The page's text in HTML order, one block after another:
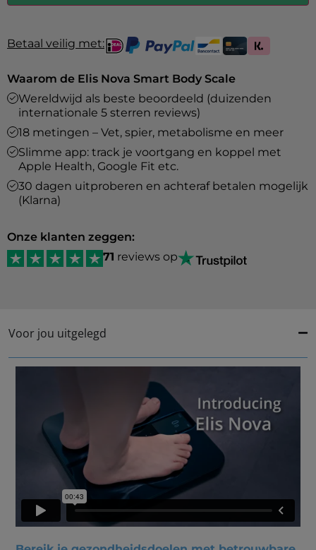
Betaal veilig met:
Waarom de Elis Nova Smart Body Scale
Wereldwijd als beste beoordeeld (duizenden
internationale 5 sterren reviews)
18 metingen – Vet, spier, metabolisme en meer
Slimme app: track je voortgang en koppel met
Apple Health, Google Fit etc.
30 dagen uitproberen en achteraf betalen mogelijk
(Klarna)
Onze klanten zeggen:
71 reviews op
Voor jou uitgelegd